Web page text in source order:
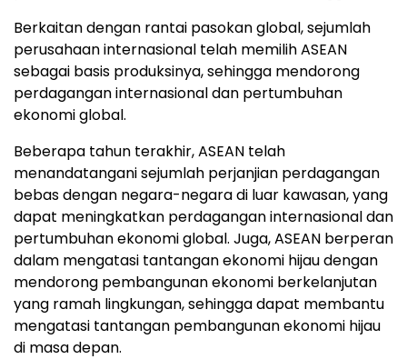
Berkaitan dengan rantai pasokan global, sejumlah
perusahaan internasional telah memilih ASEAN
sebagai basis produksinya, sehingga mendorong
perdagangan internasional dan pertumbuhan
ekonomi global.
Beberapa tahun terakhir, ASEAN telah
menandatangani sejumlah perjanjian perdagangan
bebas dengan negara-negara di luar kawasan, yang
dapat meningkatkan perdagangan internasional dan
pertumbuhan ekonomi global. Juga, ASEAN berperan
dalam mengatasi tantangan ekonomi hijau dengan
mendorong pembangunan ekonomi berkelanjutan
yang ramah lingkungan, sehingga dapat membantu
mengatasi tantangan pembangunan ekonomi hijau
di masa depan.